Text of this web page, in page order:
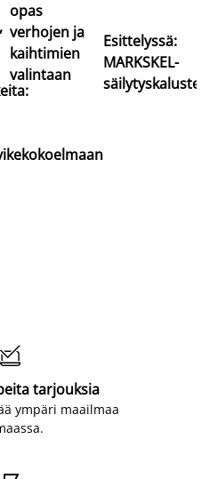
opas
verhojen ja
kaihtimien
valintaan
Esittelyssä:
MARKSKEL-

tarjouksia
ympäri maailmaa